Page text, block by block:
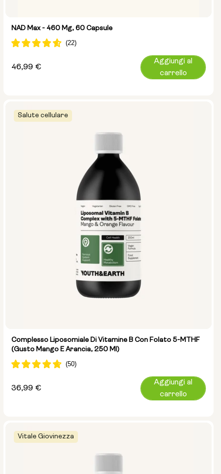
NAD Max - 460 Mg, 60 Capsule
Prezzo
46,99 €
Aggiungi al
carrello
Salute cellulare
Complesso Liposomiale Di Vitamine B Con Folato 5-MTHF
(gusto Mango E Arancia, 250 Ml)
Prezzo
36,99 €
Aggiungi al
carrello
Vitale Giovinezza